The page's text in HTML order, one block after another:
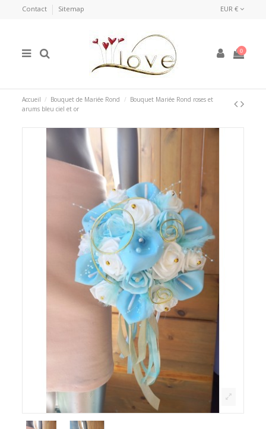
Contact Sitemap EUR €
0
Accueil Bouquet de Mariée Rond
Bouquet Mariée Rond roses et
arums bleu ciel et or